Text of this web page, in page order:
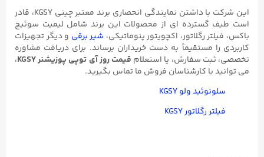
این شرکت با داشتن نمایندگی انحصاری برند معتبر چینی KGSY، قادر
است طیف گسترده‌ ای از محصولات این برند شامل لیمیت سوئیچ
باکس، فیلتر رگلاتور، اکچویتور پنوماتیکی، شیر برقی و دیگر تجهیزات
کاربردی را مستقیماً به دست خریداران برساند. برای دریافت مشاوره
تخصصی، ثبت سفارش، یا استعلام قیمت روز آی توپی پوزیشنر KGSY
،
می‌ توانید با کارشناسان فروش ما تماس بگیرید.
سلونوئید ولو KGSY
فیلتر رگلاتور KGSY